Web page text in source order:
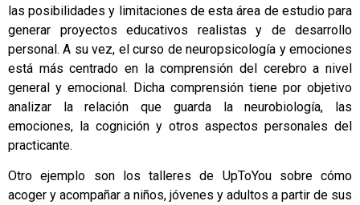
las posibilidades y limitaciones de esta área de estudio para
generar proyectos educativos realistas y de desarrollo
personal. A su vez, el curso de neuropsicología y emociones
está más centrado en la comprensión del cerebro a nivel
general y emocional. Dicha comprensión tiene por objetivo
analizar la relación que guarda la neurobiología, las
emociones, la cognición y otros aspectos personales del
practicante.
Otro ejemplo son los talleres de UpToYou sobre cómo
acoger y acompañar a niños, jóvenes y adultos a partir de sus